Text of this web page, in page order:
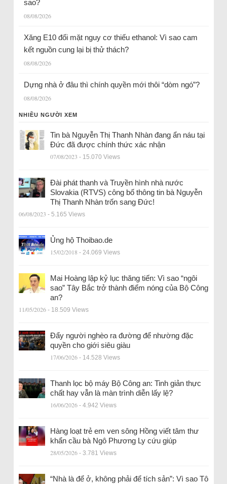
sao?
08/08/2026
Xăng E10 đối mặt nguy cơ thiếu ethanol: Vì sao cam
kết nguồn cung lại bị thử thách?
08/08/2026
Dựng nhà ở đâu thì chính quyền mới thôi “dòm ngó”?
08/08/2026
NHIỀU NGƯỜI XEM
Tin bà Nguyễn Thị Thanh Nhàn đang ẩn náu tại
Đức đã được chính thức xác nhận
07/08/2023 - 15.070 Views
Đài phát thanh và Truyền hình nhà nước
Slovakia (RTVS) công bố thông tin bà Nguyễn
Thị Thanh Nhàn trốn sang Đức!
06/08/2023 - 5.165 Views
Ủng hộ Thoibao.de
15/02/2018 - 24.069 Views
Mai Hoàng lập kỷ lục thăng tiến: Vì sao “ngôi
sao” Tây Bắc trở thành điểm nóng của Bộ Công
an?
11/05/2026 - 18.509 Views
Đẩy người nghèo ra đường để nhường đặc
quyền cho giới siêu giàu
17/06/2026 - 14.528 Views
Thanh lọc bộ máy Bộ Công an: Tinh giản thực
chất hay vẫn là màn trình diễn lấy lệ?
16/06/2026 - 4.942 Views
Hàng loạt trẻ em ven sông Hồng viết tâm thư
khẩn cầu bà Ngô Phương Ly cứu giúp
28/05/2026 - 3.781 Views
“Nhà là để ở, không phải để tích sản”: Vì sao Tô